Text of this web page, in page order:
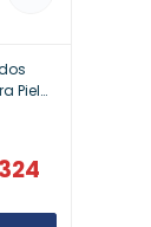
Piel
324